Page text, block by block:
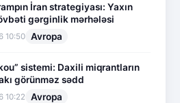
İran strategiyası: Yaxın
gərginlik mərhələsi
10:50 Avropa
sistemi: Daxili miqrantların
görünməz sədd
10:22 Avropa